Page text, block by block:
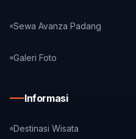
Sewa Avanza Padang
Galeri Foto
Informasi
Destinasi Wisata